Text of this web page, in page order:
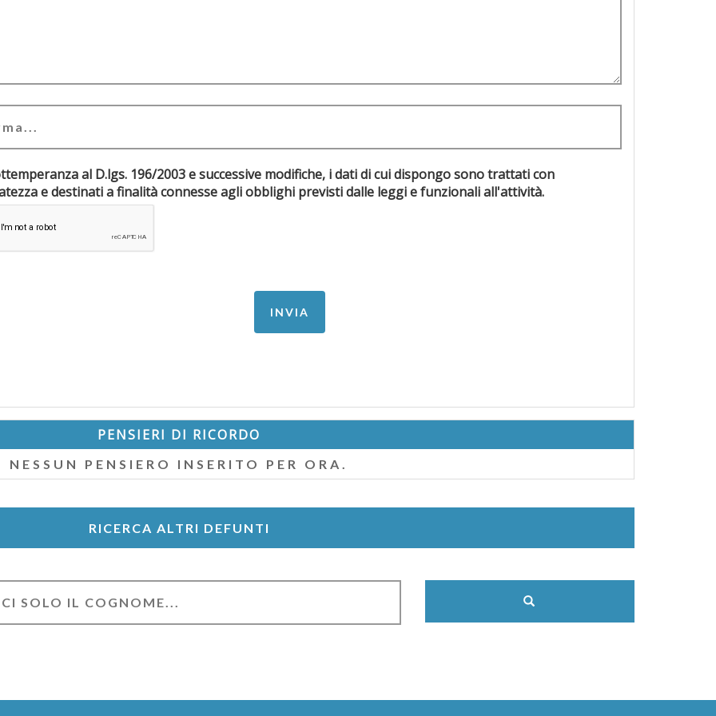
al D.lgs. 196/2003 e successive modifiche, i dati di cui dispongo sono trattati con
riservatezza e destinati a finalità connesse agli obblighi previsti dalle leggi e funzionali all'attività.
PENSIERI DI RICORDO
NESSUN PENSIERO INSERITO PER ORA.
RICERCA ALTRI DEFUNTI